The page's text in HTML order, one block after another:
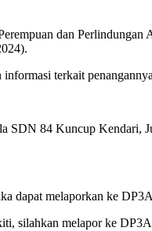
dan
terkait
84 Kuncup Kendari,
dapat melaporkan ke
silahkan melapor ke